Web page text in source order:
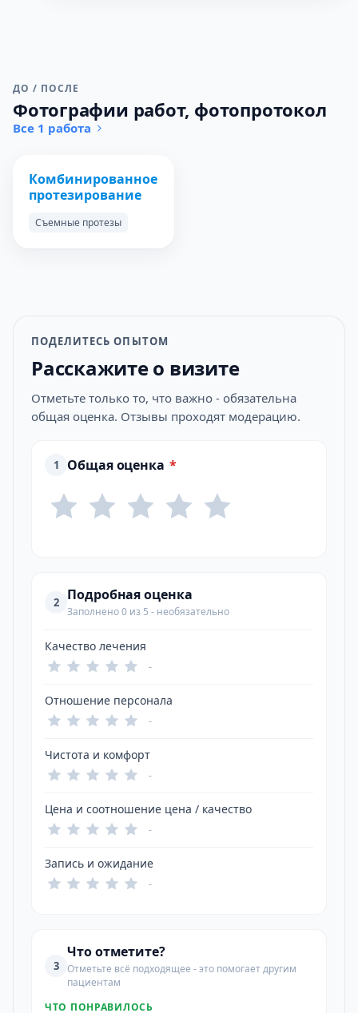
ДО / ПОСЛЕ
Фотографии работ, фотопротокол
Все 1 работа
ДО ПОСЛЕ
Комбинированное
протезирование
Съемные протезы
ПОДЕЛИТЕСЬ ОПЫТОМ
Расскажите о визите
Отметьте только то, что важно - обязательна
общая оценка. Отзывы проходят модерацию.
1 Общая оценка *
2 Подробная оценка
Заполнено 0 из 5 - необязательно
Качество лечения
-
Отношение персонала
-
Чистота и комфорт
-
Цена и соотношение цена / качество
-
Запись и ожидание
-
3
Что отметите?
Отметьте всё подходящее - это помогает другим
пациентам
ЧТО ПОНРАВИЛОСЬ